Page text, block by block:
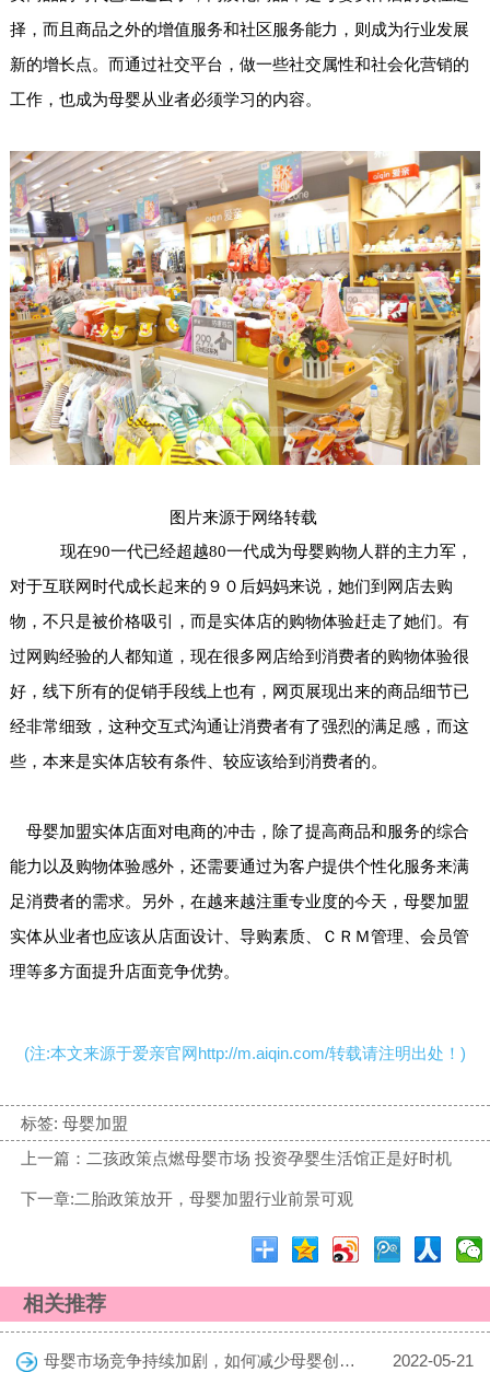
择，而且商品之外的增值服务和社区服务能力，则成为行业发展
新的增长点。而通过社交平台，做一些社交属性和社会化营销的
工作，也成为母婴从业者必须学习的内容。
图片来源于网络转载
现在90一代已经超越80一代成为母婴购物人群的主力军，
对于互联网时代成长起来的９０后妈妈来说，她们到网店去购
物，不只是被价格吸引，而是实体店的购物体验赶走了她们。有
过网购经验的人都知道，现在很多网店给到消费者的购物体验很
好，线下所有的促销手段线上也有，网页展现出来的商品细节已
经非常细致，这种交互式沟通让消费者有了强烈的满足感，而这
些，本来是实体店较有条件、较应该给到消费者的。
母婴加盟实体店面对电商的冲击，除了提高商品和服务的综合
能力以及购物体验感外，还需要通过为客户提供个性化服务来满
足消费者的需求。另外，在越来越注重专业度的今天，母婴加盟
实体从业者也应该从店面设计、导购素质、ＣＲＭ管理、会员管
理等多方面提升店面竞争优势。
(注:本文来源于爱亲官网http://m.aiqin.com/转载请注明出处！)
标签: 母婴加盟
上一篇：二孩政策点燃母婴市场 投资孕婴生活馆正是好时机
下一章:二胎政策放开，母婴加盟行业前景可观
相关推荐
母婴市场竞争持续加剧，如何减少母婴创业的风险
2022-05-21